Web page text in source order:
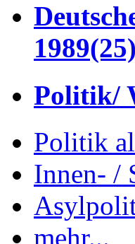
1989(25)
Politik/
Politik
Innen- /
mehr...